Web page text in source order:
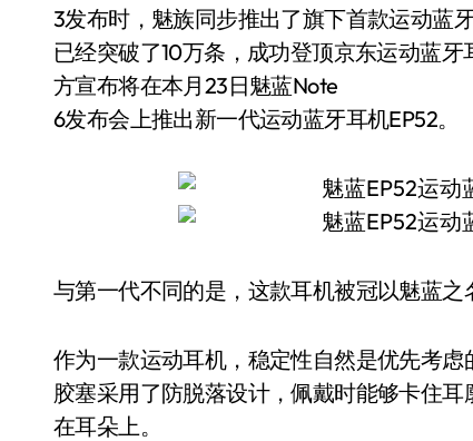
3发布时，魅族同步推出了旗下首款运动蓝
已经突破了10万条，成功登顶京东运动蓝
方宣布将在本月23日魅蓝Note
6发布会上推出新一代运动蓝牙耳机EP52。
与第一代不同的是，这款耳机被冠以魅蓝之
作为一款运动耳机，稳定性自然是优先考
胶塞采用了防脱落设计，佩戴时能够卡住
在耳朵上。